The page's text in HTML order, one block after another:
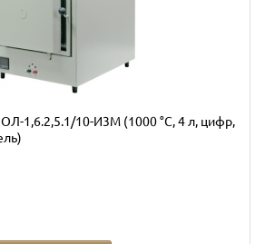
1,6.2,5.1/10-И3М (1000 °C, 4 л, цифр,